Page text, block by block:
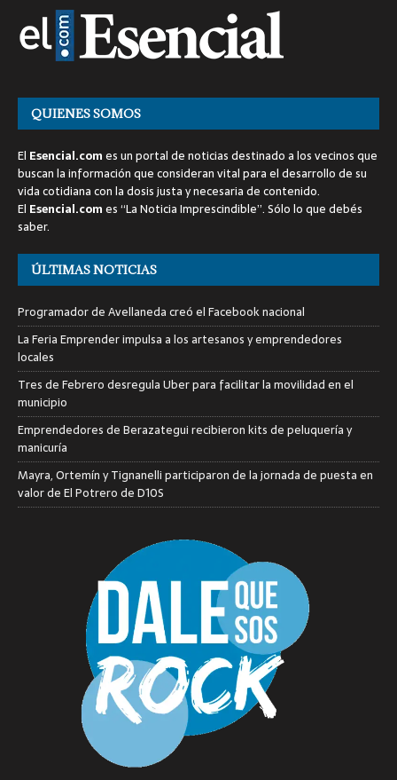
QUIENES SOMOS
El Esencial.comes un portal de noticias destinado a los vecinos que
buscan la información que consideran vital para el desarrollo de su
vida cotidiana con la dosis justa y necesaria de contenido.
El Esencial.comes “La Noticia Imprescindible”. Sólo lo que debés
saber.
ÚLTIMAS NOTICIAS
Programador de Avellaneda creó el Facebook nacional
La Feria Emprender impulsa a los artesanos y emprendedores
locales
Tres de Febrero desregula Uber para facilitar la movilidad en el
municipio
Emprendedores de Berazategui recibieron kits de peluquería y
manicuría
Mayra, Ortemín y Tignanelli participaron de la jornada de puesta en
valor de El Potrero de D10S